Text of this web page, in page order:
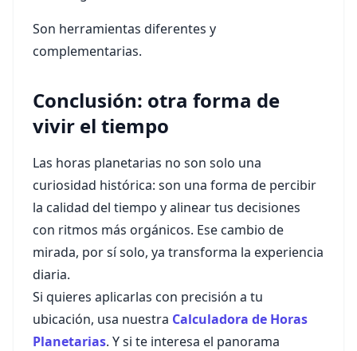
Son herramientas diferentes y
complementarias.
Conclusión: otra forma de
vivir el tiempo
Las horas planetarias no son solo una
curiosidad histórica: son una forma de percibir
la calidad del tiempo y alinear tus decisiones
con ritmos más orgánicos. Ese cambio de
mirada, por sí solo, ya transforma la experiencia
diaria.
Si quieres aplicarlas con precisión a tu
ubicación, usa nuestra Calculadora de Horas
Planetarias. Y si te interesa el panorama